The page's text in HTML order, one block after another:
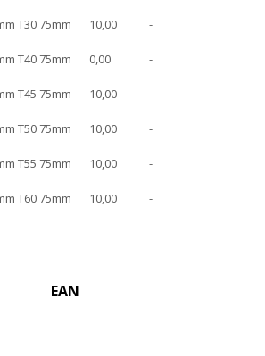
T30 75mm 10,00 -
T40 75mm 0,00 -
T45 75mm 10,00 -
T50 75mm 10,00 -
T55 75mm 10,00 -
T60 75mm 10,00 -
EAN